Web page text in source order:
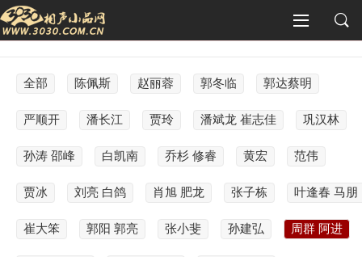
全部 陈佩斯 赵丽蓉 郭冬临 郭达蔡明
严顺开 潘长江 贾玲 潘斌龙 崔志佳 巩汉林
孙涛 邵峰 白凯南 乔杉 修睿 黄宏 范伟
贾冰 刘亮 白鸽 肖旭 肥龙 张子栋 叶逢春 马朋
崔大笨 郭阳 郭亮 张小斐 孙建弘 周群 阿进